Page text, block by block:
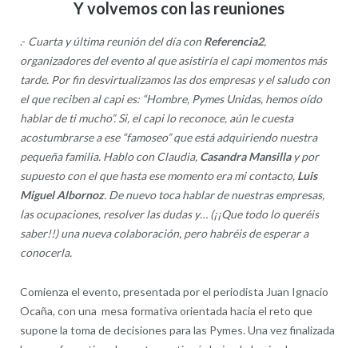
Y volvemos con las reuniones
.- Cuarta y última reunión del día con Referencia2,
organizadores del evento al que asistiría el capi momentos más
tarde. Por fin desvirtualizamos las dos empresas y el saludo con
el que reciben al capi es: “Hombre, Pymes Unidas, hemos oído
hablar de ti mucho”. Si, el capi lo reconoce, aún le cuesta
acostumbrarse a ese “famoseo” que está adquiriendo nuestra
pequeña familia. Hablo con Claudia, Casandra Mansillay por
supuesto con el que hasta ese momento era mi contacto, Luis
Miguel Albornoz. De nuevo toca hablar de nuestras empresas,
las ocupaciones, resolver las dudas y… (¡¡Que todo lo queréis
saber!!) una nueva colaboración, pero habréis de esperar a
conocerla.
Comienza el evento, presentada por el periodista Juan Ignacio
Ocaña, con una mesa formativa orientada hacia el reto que
supone la toma de decisiones para las Pymes. Una vez finalizada